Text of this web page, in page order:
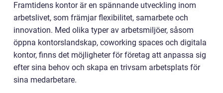
Framtidens kontor är en spännande utveckling inom
arbetslivet, som främjar flexibilitet, samarbete och
innovation. Med olika typer av arbetsmiljöer, såsom
öppna kontorslandskap, coworking spaces och digitala
kontor, finns det möjligheter för företag att anpassa sig
efter sina behov och skapa en trivsam arbetsplats för
sina medarbetare.